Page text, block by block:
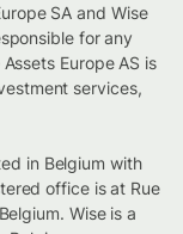
SA and Wise
for any
Europe AS is
services,
in Belgium with
office is at Rue
Wise is a